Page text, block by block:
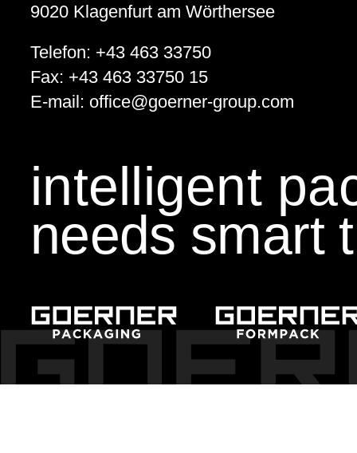
9020 Klagenfurt am Wörthersee
Telefon: +43 463 33750
Fax: +43 463 33750 15
E-mail: office@goerner-group.com
intelligent
needs smart